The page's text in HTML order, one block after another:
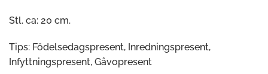
Stl. ca: 20 cm.
Tips: Födelsedagspresent, Inredningspresent,
Infyttningspresent, Gåvopresent